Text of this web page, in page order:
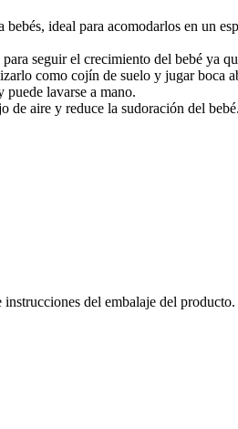
ideal para acomodarlos en un
seguir el crecimiento del bebé ya
como cojín de suelo y jugar boca
lavarse a mano.
aire y reduce la sudoración del bebé.
instrucciones del embalaje del producto.